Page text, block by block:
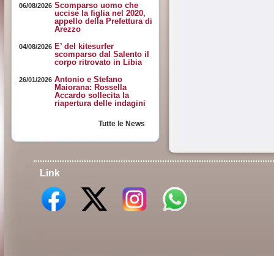
06/08/2026 Scomparso uomo che
uccise la figlia nel 2020,
appello della Prefettura di
Arezzo
04/08/2026 E’ del kitesurfer
scomparso dal Salento il
corpo ritrovato in Libia
26/01/2026 Antonio e Stefano
Maiorana: Rossella
Accardo sollecita la
riapertura delle indagini
Tutte le News
Link